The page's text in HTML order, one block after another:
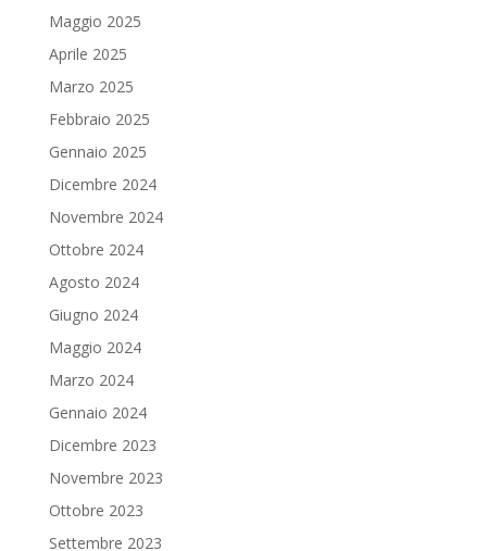
Maggio 2025
Aprile 2025
Marzo 2025
Febbraio 2025
Gennaio 2025
Dicembre 2024
Novembre 2024
Ottobre 2024
Agosto 2024
Giugno 2024
Maggio 2024
Marzo 2024
Gennaio 2024
Dicembre 2023
Novembre 2023
Ottobre 2023
Settembre 2023